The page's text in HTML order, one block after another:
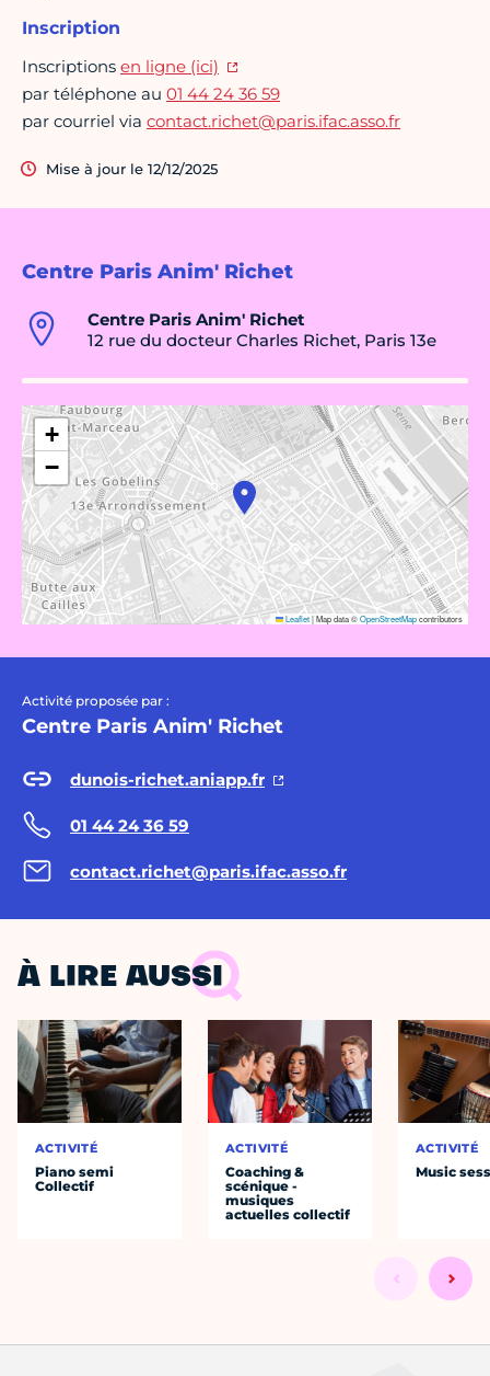
Centre Paris Anim' Richet
Centre Paris Anim' Richet
12 rue du docteur Charles Richet, Paris 13e
+
−
Leaflet|Map data ©OpenStreetMapcontributors
Activité proposée par :
Centre Paris Anim' Richet
dunois-richet.aniapp.fr
01 44 24 36 59
contact.richet@paris.ifac.asso.fr
Inscription
Inscriptions en ligne (ici)
par téléphone au 01 44 24 36 59
par courriel via contact.richet@paris.ifac.asso.fr
Mise à jour le 12/12/2025
À LIRE AUSSI
ACTIVITÉ
Piano semi
Collectif
ACTIVITÉ
Coaching &
scénique -
musiques
actuelles collectif
ACTIVITÉ
Music